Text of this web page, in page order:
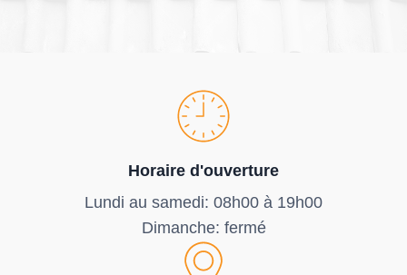
Horaire d'ouverture
Lundi au samedi: 08h00 à 19h00
Dimanche: fermé